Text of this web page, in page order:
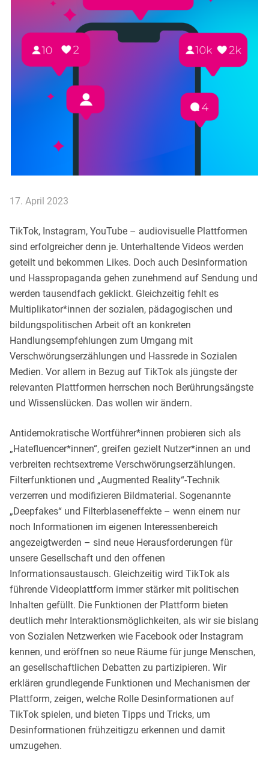
17. April 2023
TikTok, Instagram, YouTube – audiovisuelle Plattformen
sind erfolgreicher denn je. Unterhaltende Videos werden
geteilt und bekommen Likes. Doch auch Desinformation
und Hasspropaganda gehen zunehmend auf Sendung und
werden tausendfach geklickt. Gleichzeitig fehlt es
Multiplikator*innen der sozialen, pädagogischen und
bildungspolitischen Arbeit oft an konkreten
Handlungsempfehlungen zum Umgang mit
Verschwörungserzählungen und Hassrede in Sozialen
Medien. Vor allem in Bezug auf TikTok als jüngste der
relevanten Plattformen herrschen noch Berührungsängste
und Wissenslücken. Das wollen wir ändern.
Antidemokratische Wortführer*innen probieren sich als
„Hatefluencer*innen“, greifen gezielt Nutzer*innen an und
verbreiten rechtsextreme Verschwörungserzählungen.
Filterfunktionen und „Augmented Reality“-Technik
verzerren und modifizieren Bildmaterial. Sogenannte
„Deepfakes“ und Filterblaseneffekte – wenn einem nur
noch Informationen im eigenen Interessenbereich
angezeigtwerden – sind neue Herausforderungen für
unsere Gesellschaft und den offenen
Informationsaustausch. Gleichzeitig wird TikTok als
führende Videoplattform immer stärker mit politischen
Inhalten gefüllt. Die Funktionen der Plattform bieten
deutlich mehr Interaktionsmöglichkeiten, als wir sie bislang
von Sozialen Netzwerken wie Facebook oder Instagram
kennen, und eröffnen so neue Räume für junge Menschen,
an gesellschaftlichen Debatten zu partizipieren. Wir
erklären grundlegende Funktionen und Mechanismen der
Plattform, zeigen, welche Rolle Desinformationen auf
TikTok spielen, und bieten Tipps und Tricks, um
Desinformationen frühzeitigzu erkennen und damit
umzugehen.